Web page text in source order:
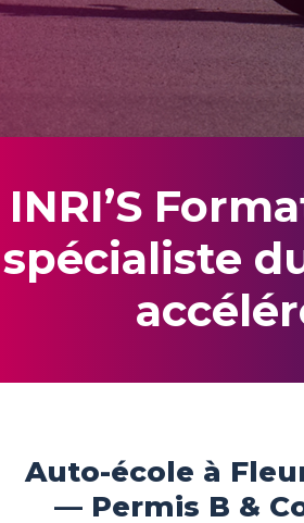
INRI’S
spécialiste
Auto-école à
— Permis B &